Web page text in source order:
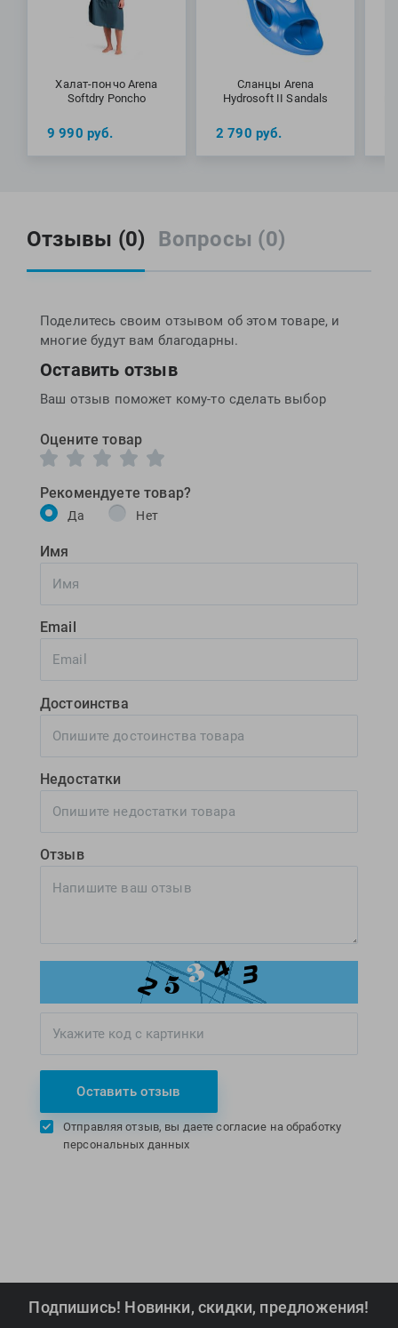
Халат-пончо Arena
Softdry Poncho
9 990 руб.
Сланцы Arena
Hydrosoft II Sandals
2 790 руб.
Отзывы (0) Вопросы (0)
Поделитесь своим отзывом об этом товаре, и
многие будут вам благодарны.
Оставить отзыв
Ваш отзыв поможет кому-то сделать выбор
Оцените товар
Рекомендуете товар?
Да Нет
Имя
Email
Достоинства
Недостатки
Отзыв
Оставить отзыв
Отправляя отзыв, вы даете согласие на обработку
персональных данных
Подпишись! Новинки, скидки, предложения!